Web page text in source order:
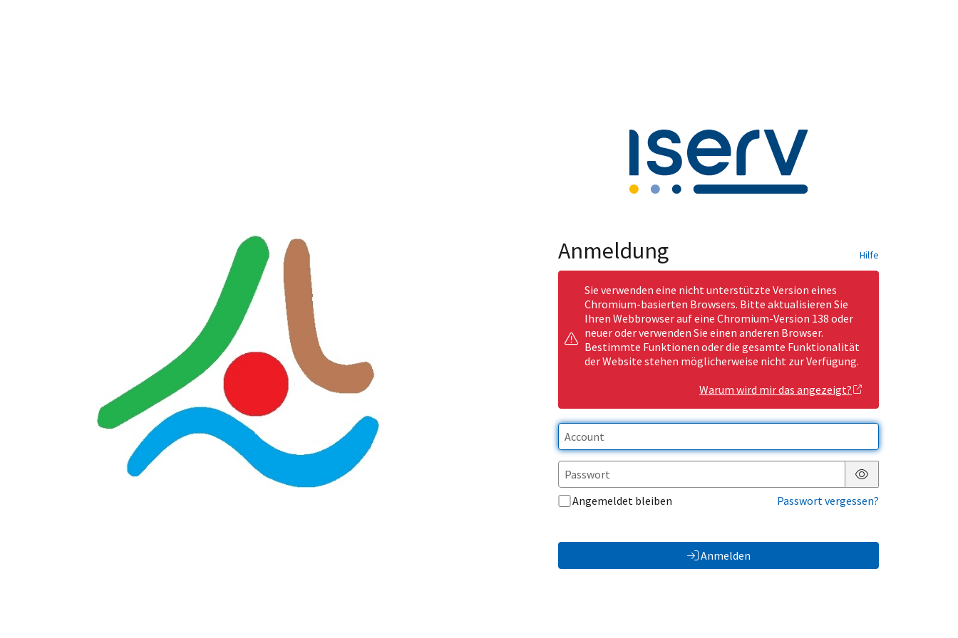
Anmeldung Hilfe
Sie verwenden eine nicht unterstützte Version eines
Chromium-basierten Browsers. Bitte aktualisieren Sie
Ihren Webbrowser auf eine Chromium-Version 138 oder
neuer oder verwenden Sie einen anderen Browser.
Bestimmte Funktionen oder die gesamte Funktionalität
der Website stehen möglicherweise nicht zur Verfügung.
Warum wird mir das angezeigt?
Passwort anzeigen
Angemeldet bleiben
Passwort vergessen?
Anmelden